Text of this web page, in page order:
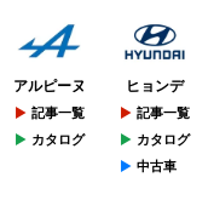
アルピーヌ
記事一覧
カタログ
ヒョンデ
記事一覧
カタログ
中古車